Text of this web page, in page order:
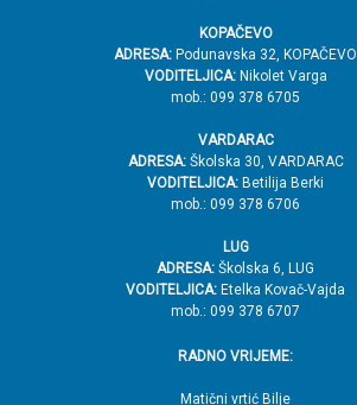
KOPAČEVO
ADRESA: Podunavska 32, KOPAČEVO
VODITELJICA:Nikolet Varga
mob.: 099 378 6705
VARDARAC
ADRESA:Školska 30, VARDARAC
VODITELJICA: Betilija Berki
mob.: 099 378 6706
LUG
ADRESA: Školska 6, LUG
VODITELJICA: Etelka Kovač-Vajda
mob.: 099 378 6707
RADNO VRIJEME:
Matični vrtić Bilje